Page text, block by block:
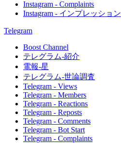
Instagram - Complaints
Instagram - インプレッション
Telegram
Boost Channel
テレグラム-紹介
電報-星
テレグラム-世論調査
Telegram - Views
Telegram - Members
Telegram - Reactions
Telegram - Reposts
Telegram - Comments
Telegram - Bot Start
Telegram - Complaints